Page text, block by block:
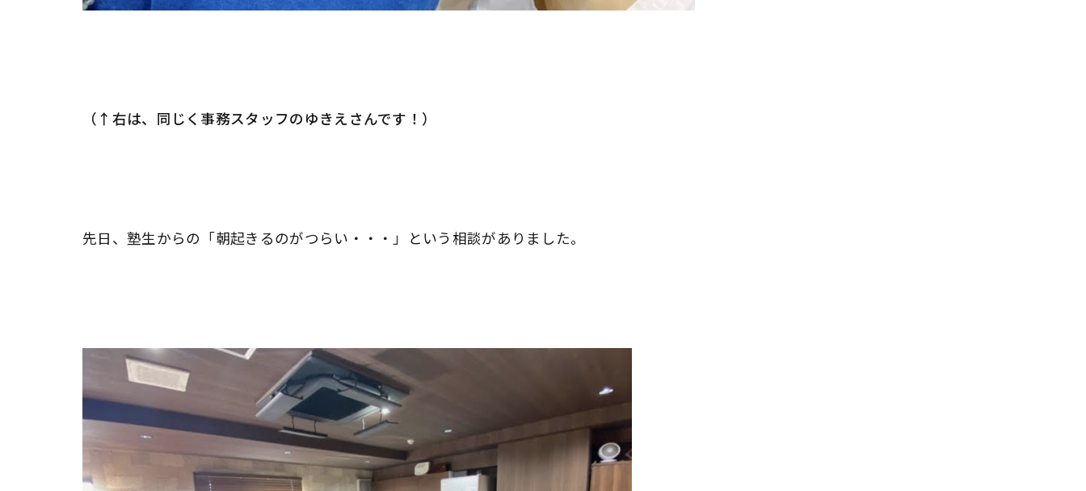
（↑右は、同じく事務スタッフのゆきえさんです！）
先日、塾生からの「朝起きるのがつらい・・・」という相談がありました。